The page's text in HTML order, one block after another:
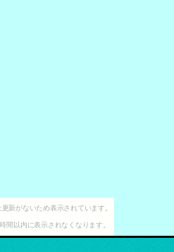
新がないため表示されています。
間以内に表示されなくなります。